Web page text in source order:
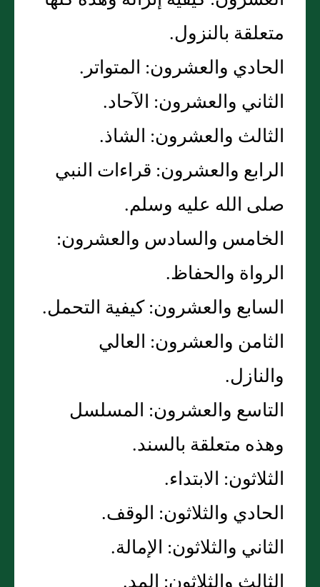
متعلقة بالنزول‏.‏
الحادي والعشرون‏:‏ المتواتر‏.‏
الثاني والعشرون‏:‏ الآحاد‏.‏
الثالث والعشرون‏:‏ الشاذ‏.‏
الرابع والعشرون‏:‏ قراءات النبي
صلى الله عليه وسلم‏.‏
الخامس والسادس والعشرون‏:‏
الرواة والحفاظ‏.‏
السابع والعشرون‏:‏ كيفية التحمل‏.‏
الثامن والعشرون‏:‏ العالي
والنازل‏.‏
التاسع والعشرون‏:‏ المسلسل
وهذه متعلقة بالسند‏.‏
الثلاثون‏:‏ الابتداء‏.‏
الحادي والثلاثون‏:‏ الوقف‏.‏
الثاني والثلاثون‏:‏ الإمالة‏.‏